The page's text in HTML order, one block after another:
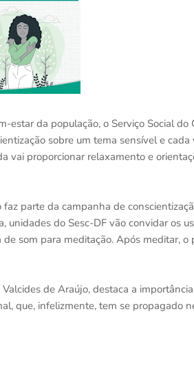
estar da população, o Serviço Social
sobre um tema sensível e
vai proporcionar relaxamento e
parte da campanha de
unidades do Sesc-DF vão convidar os
som para meditação. Após meditar,
de Araújo, destaca a
que, infelizmente, tem se propagado